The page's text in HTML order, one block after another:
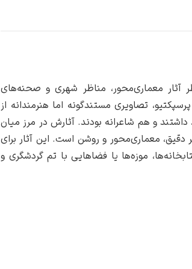
آثار معماری‌محور، مناظر شهری و صحنه‌های
تصاویری مستندگونه اما هنرمندانه از
و هم شاعرانه بودند. آثارش در مرز میان
دقیق، معماری‌محور و روشن است. این آثار برای
موزه‌ها یا فضاهایی با تم گردشگری و